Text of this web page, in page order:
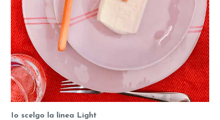
Io scelgo la linea Light